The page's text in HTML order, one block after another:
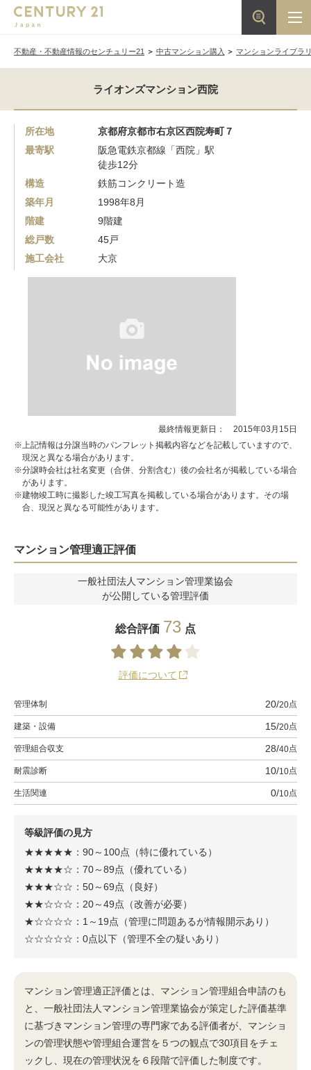
不動産・不動産情報のセンチュリー21 中古マンション購入 マンションライブラ
ライオンズマンション西院
所在地
京都府京都市右京区西院寿町７
最寄駅
阪急電鉄京都線「西院」駅
徒歩12分
構造
鉄筋コンクリート造
築年月
1998年8月
階建
9階建
総戸数
45戸
施工会社
大京
最終情報更新日： 2015年03月15日
※上記情報は分譲当時のパンフレット掲載内容などを記載していますので、
現況と異なる場合があります。
※分譲時会社は社名変更（合併、分割含む）後の会社名が掲載している場合
があります。
※建物竣工時に撮影した竣工写真を掲載している場合があります。その場
合、現況と異なる可能性があります。
マンション管理適正評価
一般社団法人マンション管理業協会
が公開している管理評価
総合評価 73 点
評価について
管理体制 20 20点
建築・設備 15 20点
管理組合収支 28 40点
耐震診断 10 10点
生活関連 0 10点
等級評価の見方
★★★★★：90～100点（特に優れている）
★★★★☆：70～89点（優れている）
★★★☆☆：50～69点（良好）
★★☆☆☆：20～49点（改善が必要）
★☆☆☆☆：1～19点（管理に問題あるが情報開示あり）
☆☆☆☆☆：0点以下（管理不全の疑いあり）
マンション管理適正評価とは、マンション管理組合申請のも
と、一般社団法人マンション管理業協会が策定した評価基準
に基づきマンション管理の専門家である評価者が、マンショ
ンの管理状態や管理組合運営を５つの観点で30項目をチェ
ックし、現在の管理状況を６段階で評価した制度です。